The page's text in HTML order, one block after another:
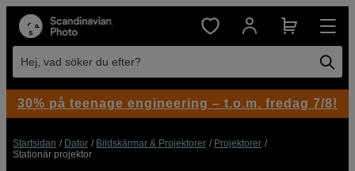
Hej, vad söker du efter?
Startsidan Dator Bildskärmar & Projektorer
Projektorer
Stationär projektor
30% på teenage engineering – t.o.m. fredag 7/8!